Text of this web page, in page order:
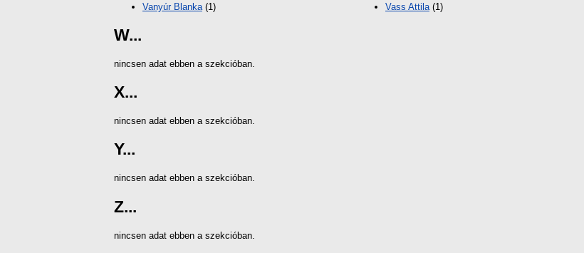
Vanyúr Blanka (1) Vass Attila (1)
W...
nincsen adat ebben a szekcióban.
X...
nincsen adat ebben a szekcióban.
Y...
nincsen adat ebben a szekcióban.
Z...
nincsen adat ebben a szekcióban.